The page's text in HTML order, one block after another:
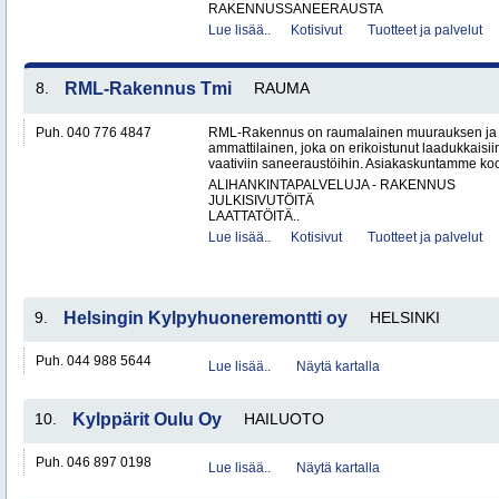
RAKENNUSSANEERAUSTA
Lue lisää..
Kotisivut Tuotteet ja palvelut
8. RML-Rakennus Tmi RAUMA
Puh. 040 776 4847
RML-Rakennus on raumalainen muurauksen
ammattilainen, joka on erikoistunut
vaativiin saneeraustöihin. Asiakaskuntamme
ALIHANKINTAPALVELUJA - RAKENNUS
JULKISIVUTÖITÄ
LAATTATÖITÄ..
Lue lisää..
Kotisivut Tuotteet ja palvelut
9. Helsingin Kylpyhuoneremontti oy HELSINKI
Puh. 044 988 5644 Lue lisää.. Näytä kartalla
10. Kylppärit Oulu Oy HAILUOTO
Puh. 046 897 0198 Lue lisää.. Näytä kartalla